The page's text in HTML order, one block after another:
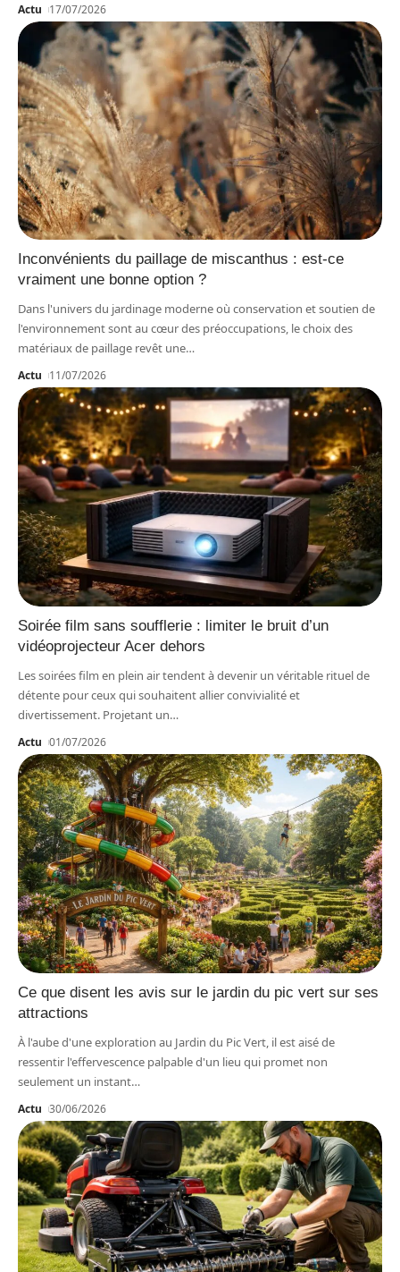
Actu 17/07/2026
Inconvénients du paillage de miscanthus : est-ce
vraiment une bonne option ?
Dans l'univers du jardinage moderne où conservation et soutien de
l'environnement sont au cœur des préoccupations, le choix des
matériaux de paillage revêt une…
Actu 11/07/2026
Soirée film sans soufflerie : limiter le bruit d’un
vidéoprojecteur Acer dehors
Les soirées film en plein air tendent à devenir un véritable rituel de
détente pour ceux qui souhaitent allier convivialité et
divertissement. Projetant un…
Actu 01/07/2026
Ce que disent les avis sur le jardin du pic vert sur ses
attractions
À l'aube d'une exploration au Jardin du Pic Vert, il est aisé de
ressentir l'effervescence palpable d'un lieu qui promet non
seulement un instant…
Actu 30/06/2026